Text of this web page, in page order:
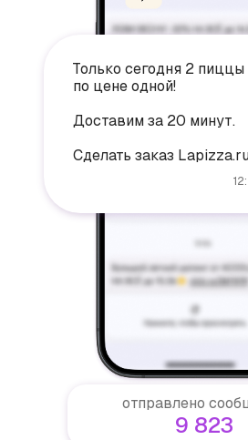
Только сегодня 2 пиццы
по цене одной!
Доставим за 20 минут.
Сделать заказ
отправлено
9 823